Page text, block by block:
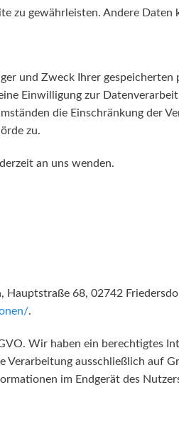
zu gewährleisten. Andere
und Zweck Ihrer gespeicherten
Einwilligung zur
die Einschränkung der
zu.
an uns wenden.
68, 02742
.
Wir haben ein berechtigtes
ausschließlich auf
im Endgerät des